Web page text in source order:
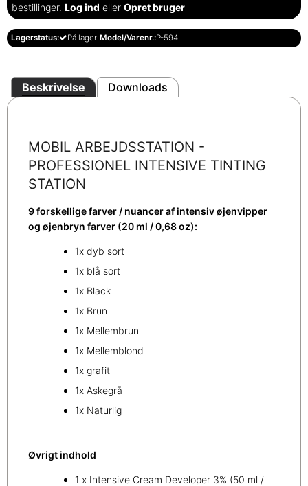
bestillinger. Log ind eller Opret bruger
Lagerstatus: På lager Model/Varenr.:P-594
Beskrivelse Downloads
MOBIL ARBEJDSSTATION -
PROFESSIONEL INTENSIVE TINTING
STATION
9 forskellige farver / nuancer af intensiv øjenvipper
og øjenbryn farver (20 ml / 0,68 oz):
1x dyb sort
1x blå sort
1x Black
1x Brun
1x Mellembrun
1x Mellemblond
1x grafit
1x Askegrå
1x Naturlig
Øvrigt indhold
1 x Intensive Cream Developer 3% (50 ml /